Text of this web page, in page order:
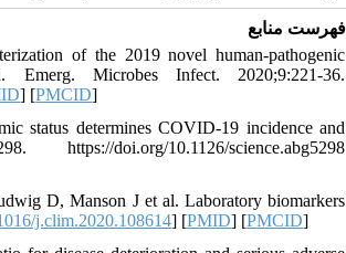
فهرست منابع
of the 2019 novel human-pathogenic
Microbes Infect. 2020;9:221-36.
] [PMCID]
status determines COVID-19 incidence and
doi.org/10.1126/science.abg5298
D, Manson J et al. Laboratory biomarkers
j.clim.2020.108614] [PMID] [PMCID]